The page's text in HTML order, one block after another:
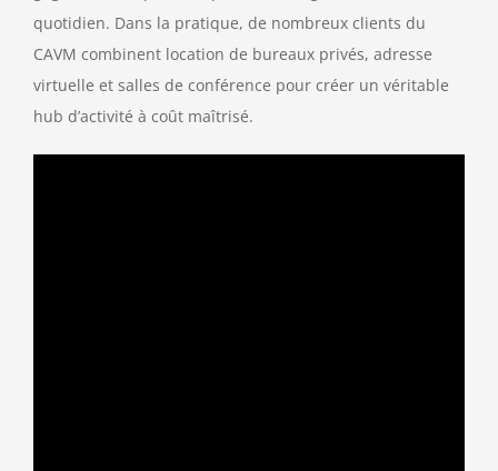
quotidien. Dans la pratique, de nombreux clients du
CAVM combinent location de bureaux privés, adresse
virtuelle et salles de conférence pour créer un véritable
hub d’activité à coût maîtrisé.